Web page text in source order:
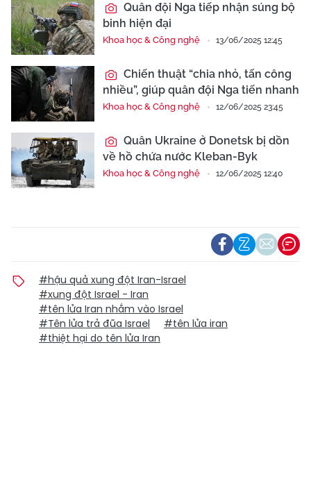
Quân đội Nga tiếp nhận súng bộ
binh hiện đại
Khoa học & Công nghệ 13/06/2025 12:45
Chiến thuật “chia nhỏ, tấn công
nhiều”, giúp quân đội Nga tiến nhanh
Khoa học & Công nghệ 12/06/2025 23:45
Quân Ukraine ở Donetsk bị dồn
về hồ chứa nước Kleban-Byk
Khoa học & Công nghệ 12/06/2025 12:40
#hậu quả xung đột Iran-Israel
#xung đột Israel - Iran
#tên lửa Iran nhắm vào Israel
#Tên lửa trả đũa Israel
#tên lửa iran
#thiệt hại do tên lửa Iran